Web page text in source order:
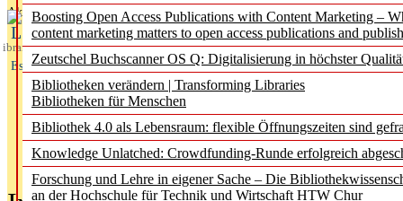
Boosting Open Access Publications with Content Marketing –
content marketing matters to open access publications and
Zeutschel Buchscanner OS Q: Digitalisierung in höchster
Bibliotheken verändern | Transforming Libraries
Bibliotheken für Menschen
Bibliothek 4.0 als Lebensraum: flexible Öffnungszeiten sind
Knowledge Unlatched: Crowdfunding-Runde erfolgreich
Forschung und Lehre in eigener Sache – Die
an der Hochschule für Technik und Wirtschaft HTW Chur
Aktuelles aus
L
ibrary
Essentials